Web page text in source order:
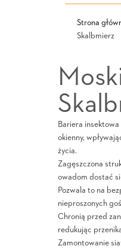
Strona
Skalbmierz
Bariera
okienny,
życia.
Zagęszczona
owadom dostać
Pozwala to na
nieproszonych
Chronią przed
redukując
Zamontowanie